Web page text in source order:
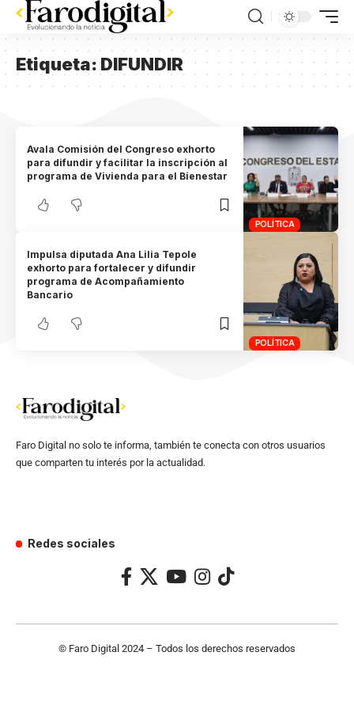
Etiqueta:DIFUNDIR
POLÍTICA
Avala Comisión del Congreso exhorto
para difundir y facilitar la inscripción al
programa de Vivienda para el Bienestar
POLÍTICA
Impulsa diputada Ana Lilia Tepole
exhorto para fortalecer y difundir
programa de Acompañamiento
Bancario
Faro Digital no solo te informa, también te conecta con otros usuarios
que comparten tu interés por la actualidad.
Redes sociales
© Faro Digital 2024 – Todos los derechos reservados